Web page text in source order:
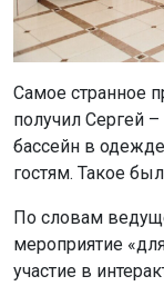
Самое странное
получил Сергей
бассейн в
гостям. Такое
По словам
мероприятие
участие в